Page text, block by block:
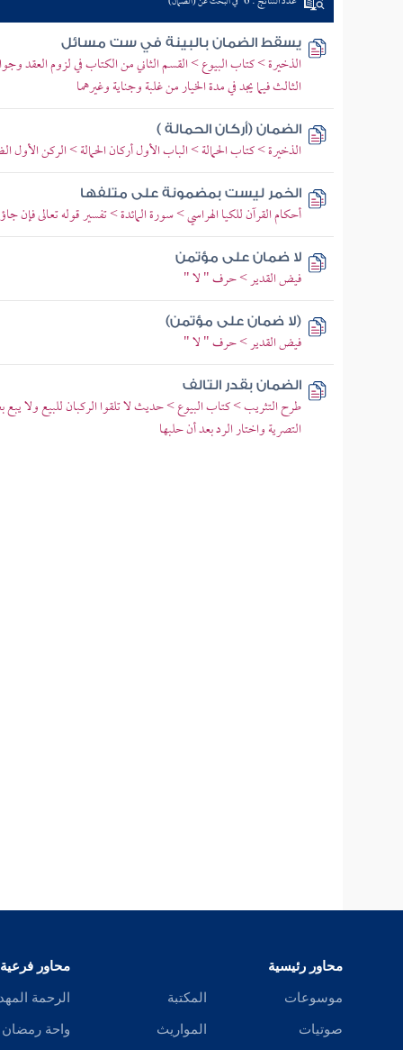
يسقط الضمان بالبينة في ست مسائل
الذخيرة > كتاب البيوع > القسم الثاني من الكتاب في لزوم العقد
الثالث فيما يجد في مدة الخيار من غلبة وجناية وغيرهما
الضمان (أركان الحمالة )
الذخيرة > كتاب الحمالة > الباب الأول أركان الحمالة > الركن الأول
الخمر ليست بمضمونة على متلفها
أحكام القرآن للكيا الهراسي > سورة المائدة > تفسير قوله تعالى
لا ضمان على مؤتمن
فيض القدير > حرف " لا "
(لا ضمان على مؤتمن)
فيض القدير > حرف " لا "
الضمان بقدر التالف
طرح التثريب > كتاب البيوع > حديث لا تلقوا الركبان للبيع ولا
التصرية واختار الرد بعد أن حلبها
محاور رئيسية
موسوعات
صوتيات
المكتبة
المواريث
محاور فرعية
الرحمة
واحة رمضان